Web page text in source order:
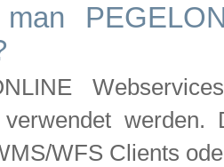
verwendet
WFS Clients